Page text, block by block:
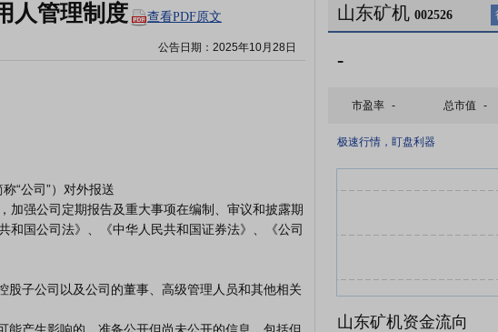
人管理制度 查看PDF原文
公告日期： 2025年10月28日
加强公司定期报告及重大事项在编制、审议和披露期
和国公司法》、《中华人民共和国证券法》、《公司
山东矿机 002526
-
市盈率 - 总市值 -
极速行情，盯盘利器
山东矿机资金流向